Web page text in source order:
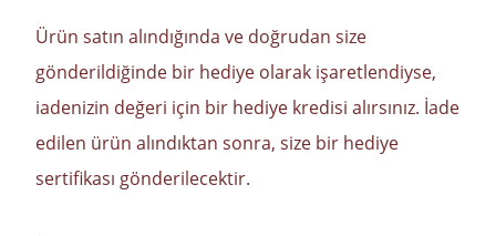
Ürün satın alındığında ve doğrudan size
gönderildiğinde bir hediye olarak işaretlendiyse,
iadenizin değeri için bir hediye kredisi alırsınız. İade
edilen ürün alındıktan sonra, size bir hediye
sertifikası gönderilecektir.